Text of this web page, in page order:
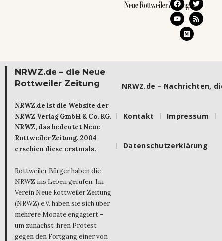
NRWZ.de – die Neue
Rottweiler Zeitung
NRWZ.de ist die Website der
NRWZ Verlag GmbH & Co. KG.
NRWZ, das bedeutet Neue
Rottweiler Zeitung. 2004
erschien diese erstmals.
Rottweiler Bürger haben die
NRWZ ins Leben gerufen. Im
Verein Neue Rottweiler Zeitung
(NRWZ) e.V. haben sie sich über
mehrere Monate engagiert –
um zunächst ihren Protest
gegen den Fortgang einer von
NRWZ.de – Nachrichten,
Kontakt Impressum
Datenschutzerklärung